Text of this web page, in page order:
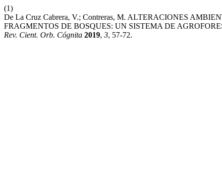
(1)
De La Cruz Cabrera, V.; Contreras, M. ALTERACIONES
FRAGMENTOS DE BOSQUES: UN SISTEMA DE
Rev. Cient. Orb. Cógnita 2019, 3, 57-72.